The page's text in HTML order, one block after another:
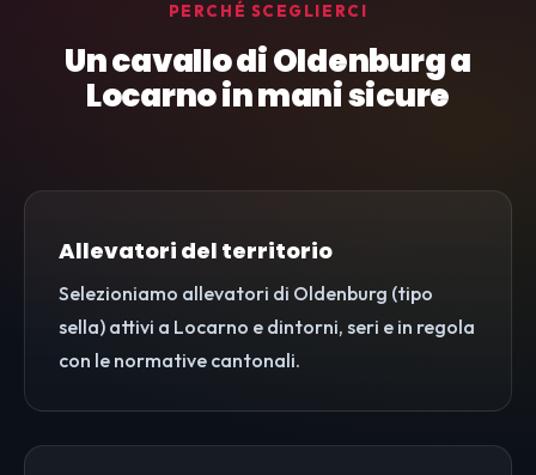
PERCHÉ SCEGLIERCI
Un cavallo di Oldenburg a
Locarno in mani sicure
Allevatori del territorio
Selezioniamo allevatori di Oldenburg (tipo
sella) attivi a Locarno e dintorni, seri e in regola
con le normative cantonali.